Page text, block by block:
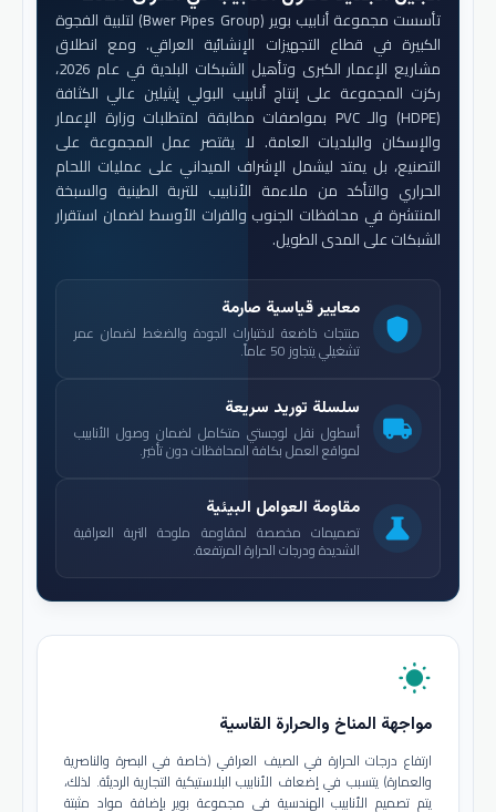
تأسست مجموعة أنابيب بوير (Bwer Pipes Group) لتلبية الفجوة
الكبيرة في قطاع التجهيزات الإنشائية العراقي. ومع انطلاق
مشاريع الإعمار الكبرى وتأهيل الشبكات البلدية في عام 2026،
ركزت المجموعة على إنتاج أنابيب البولي إيثيلين عالي الكثافة
(HDPE) والـ PVC بمواصفات مطابقة لمتطلبات وزارة الإعمار
والإسكان والبلديات العامة. لا يقتصر عمل المجموعة على
التصنيع، بل يمتد ليشمل الإشراف الميداني على عمليات اللحام
الحراري والتأكد من ملاءمة الأنابيب للتربة الطينية والسبخة
المنتشرة في محافظات الجنوب والفرات الأوسط لضمان استقرار
الشبكات على المدى الطويل.
shield
معايير قياسية صارمة
منتجات خاضعة لاختبارات الجودة والضغط لضمان عمر
تشغيلي يتجاوز 50 عاماً.
local_shipping
سلسلة توريد سريعة
أسطول نقل لوجستي متكامل لضمان وصول الأنابيب
لمواقع العمل بكافة المحافظات دون تأخير.
science
مقاومة العوامل البيئية
تصميمات مخصصة لمقاومة ملوحة التربة العراقية
الشديدة ودرجات الحرارة المرتفعة.
wb_sunny
مواجهة المناخ والحرارة القاسية
ارتفاع درجات الحرارة في الصيف العراقي (خاصة في البصرة والناصرية
والعمارة) يتسبب في إضعاف الأنابيب البلاستيكية التجارية الرديئة. لذلك،
يتم تصميم الأنابيب الهندسية في مجموعة بوير بإضافة مواد مثبتة